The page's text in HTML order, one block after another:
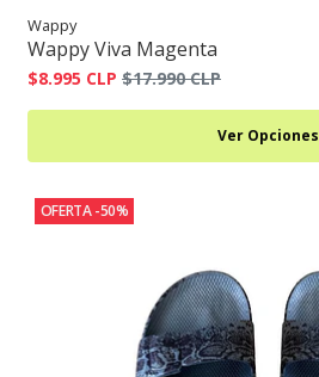
Wappy
Wappy Viva Magenta
$8.995 CLP $17.990 CLP
Ver Opciones
OFERTA -50%